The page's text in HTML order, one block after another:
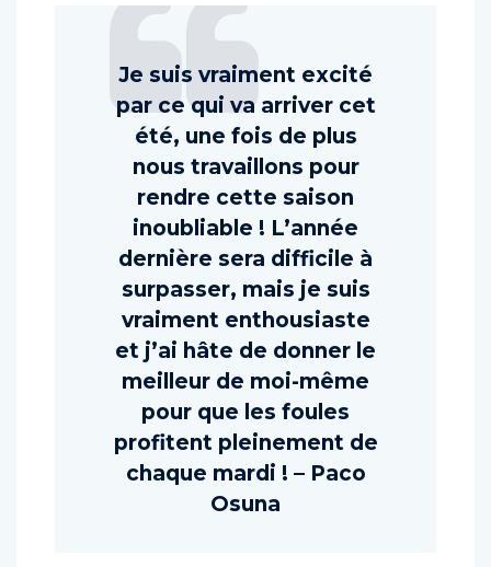
Je suis vraiment excité
par ce qui va arriver cet
été, une fois de plus
nous travaillons pour
rendre cette saison
inoubliable ! L’année
dernière sera difficile à
surpasser, mais je suis
vraiment enthousiaste
et j’ai hâte de donner le
meilleur de moi-même
pour que les foules
profitent pleinement de
chaque mardi ! – Paco
Osuna